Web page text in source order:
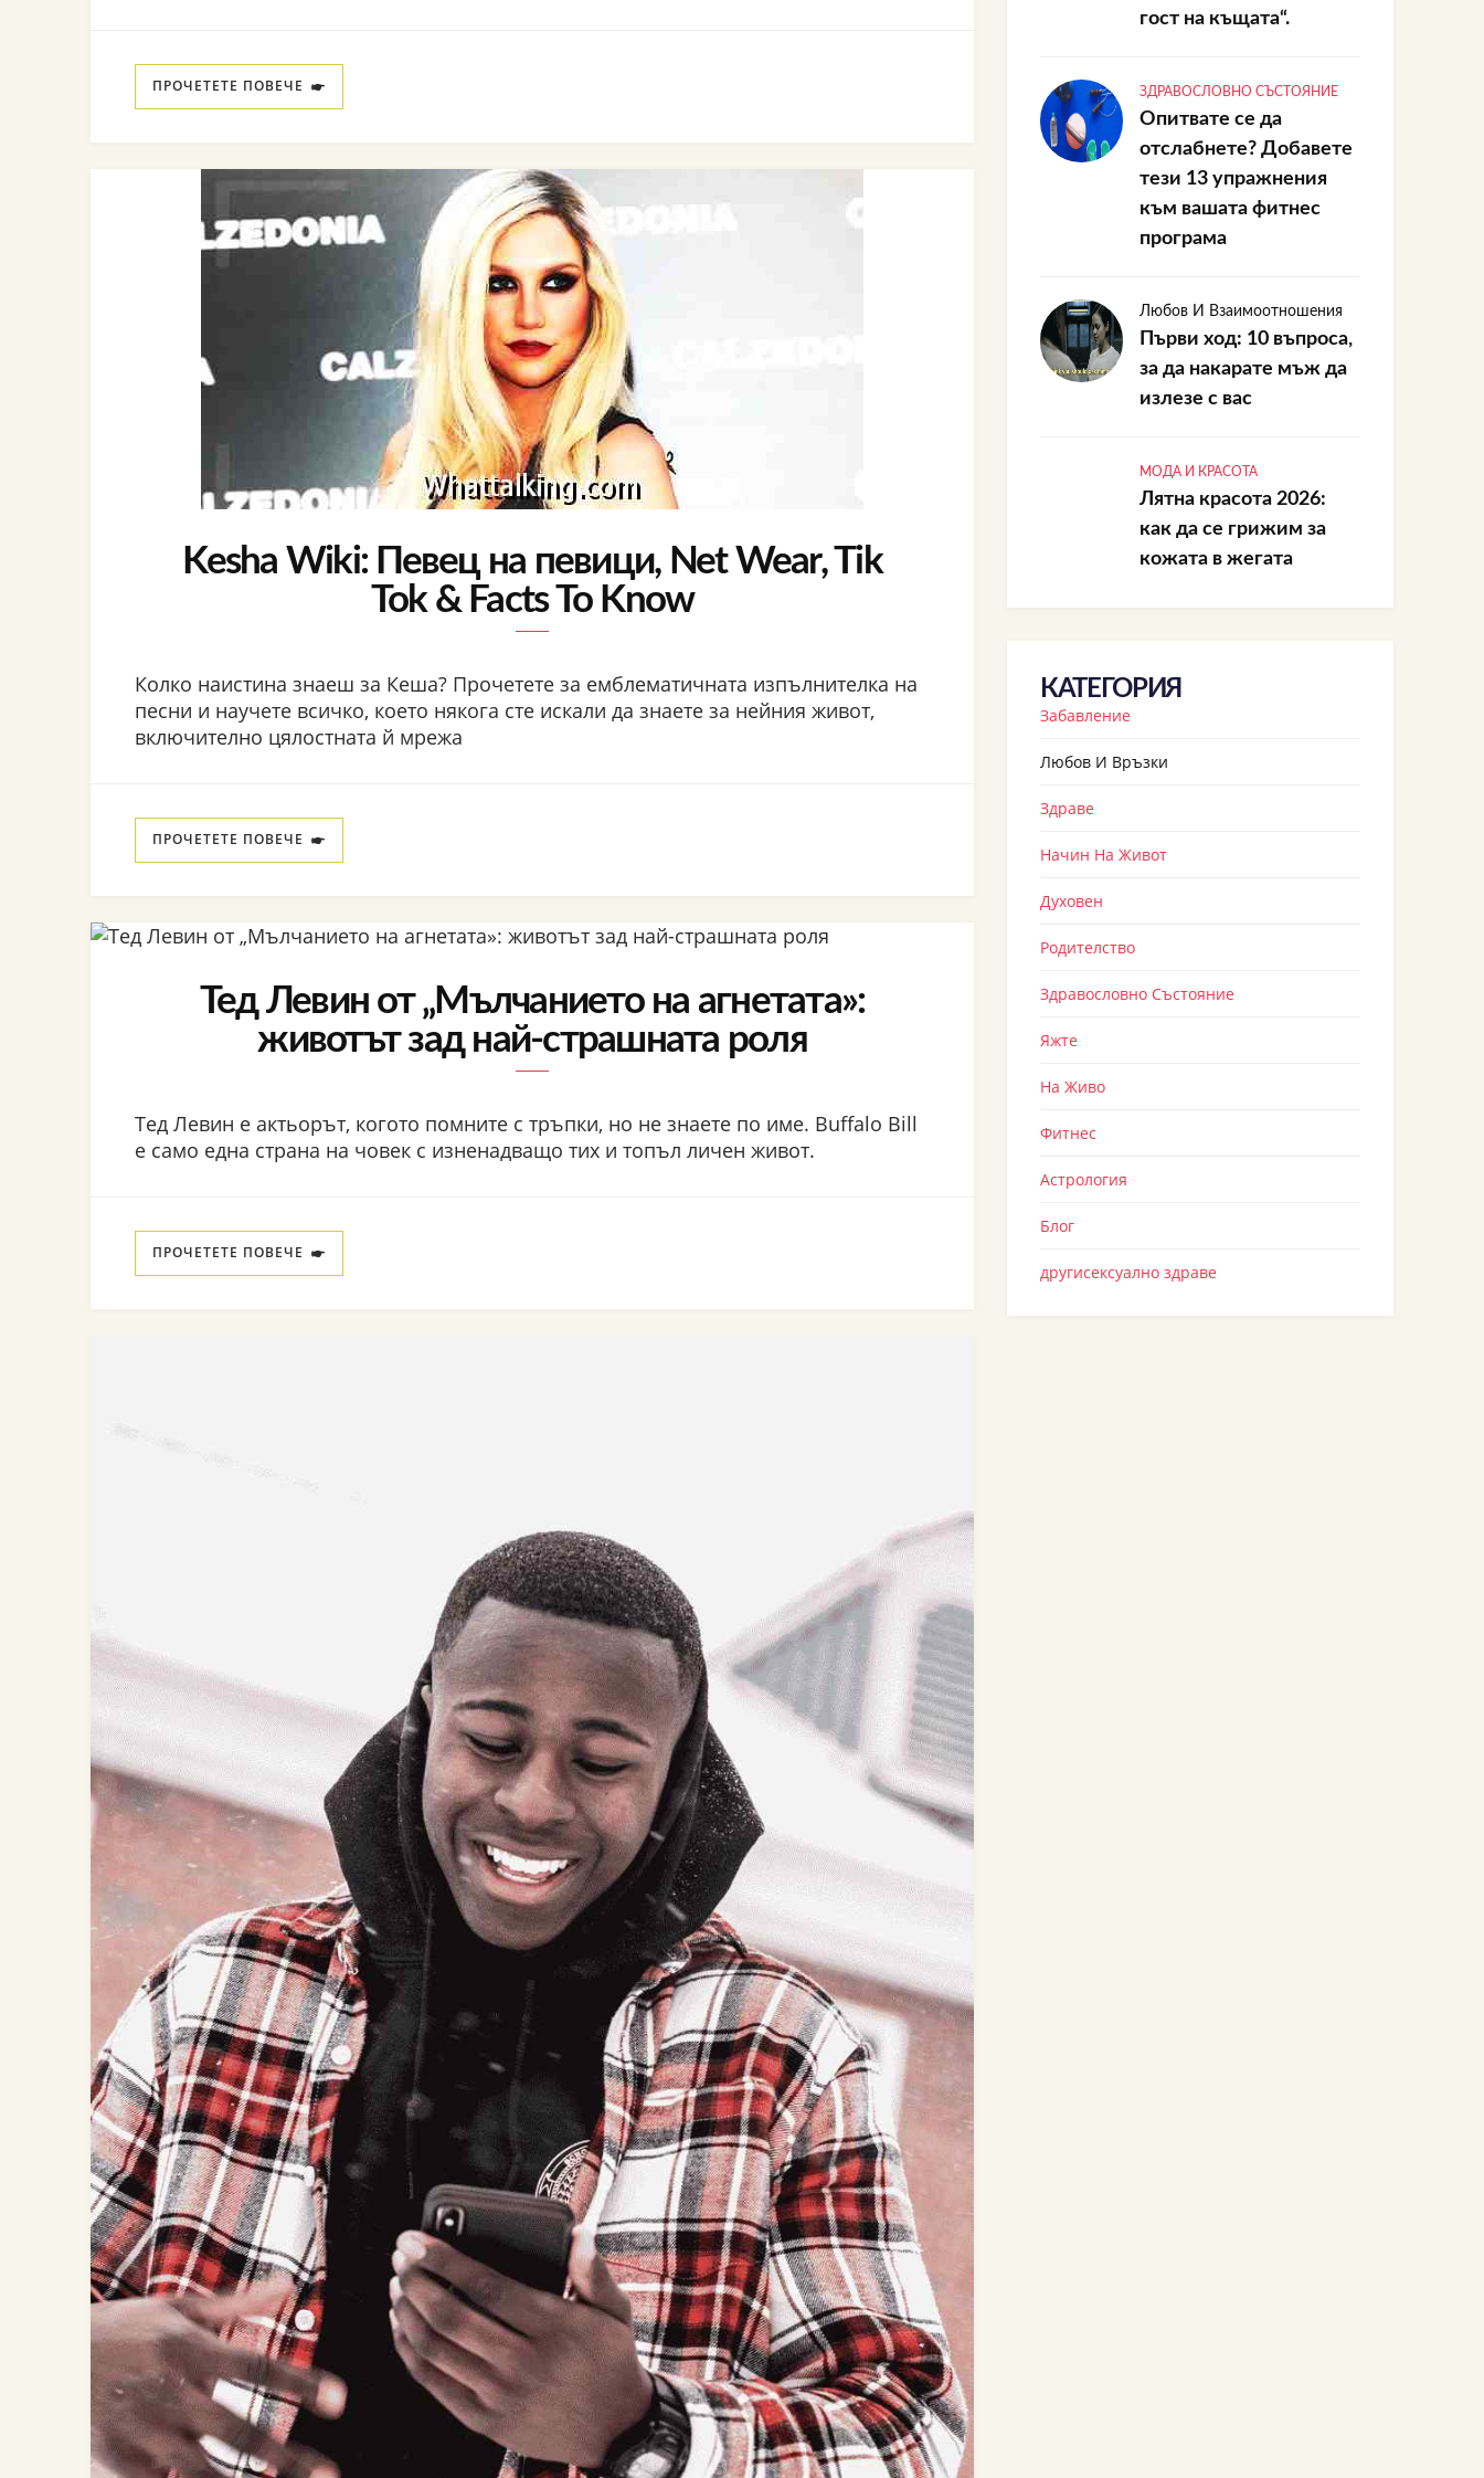
ПРОЧЕТЕТЕ ПОВЕЧЕ
Kesha Wiki: Певец на певици, Net Wear, Tik
Tok & Facts To Know
Колко наистина знаеш за Кеша? Прочетете за емблематичната изпълнителка на
песни и научете всичко, което някога сте искали да знаете за нейния живот,
включително цялостната й мрежа
ПРОЧЕТЕТЕ ПОВЕЧЕ
Тед Левин от „Мълчанието на агнетата»:
животът зад най-страшната роля
Тед Левин е актьорът, когото помните с тръпки, но не знаете по име. Buffalo Bill
е само една страна на човек с изненадващо тих и топъл личен живот.
ПРОЧЕТЕТЕ ПОВЕЧЕ
гост на къщата“.
ЗДРАВОСЛОВНО СЪСТОЯНИЕ
Опитвате се да
отслабнете? Добавете
тези 13 упражнения
към вашата фитнес
програма
Любов И Взаимоотношения
Първи ход: 10 въпроса,
за да накарате мъж да
излезе с вас
МОДА И КРАСОТА
Лятна красота 2026:
как да се грижим за
кожата в жегата
КАТЕГОРИЯ
Забавление
Любов И Връзки
Здраве
Начин На Живот
Духовен
Родителство
Здравословно Състояние
Яжте
На Живо
Фитнес
Астрология
Блог
другисексуално здраве